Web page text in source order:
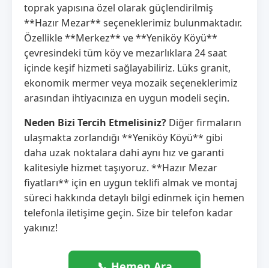
toprak yapısına özel olarak güçlendirilmiş
**Hazır Mezar** seçeneklerimiz bulunmaktadır.
Özellikle **Merkez** ve **Yeniköy Köyü**
çevresindeki tüm köy ve mezarlıklara 24 saat
içinde keşif hizmeti sağlayabiliriz. Lüks granit,
ekonomik mermer veya mozaik seçeneklerimiz
arasından ihtiyacınıza en uygun modeli seçin.
Neden Bizi Tercih Etmelisiniz? Diğer firmaların
ulaşmakta zorlandığı **Yeniköy Köyü** gibi
daha uzak noktalara dahi aynı hız ve garanti
kalitesiyle hizmet taşıyoruz. **Hazır Mezar
fiyatları** için en uygun teklifi almak ve montaj
süreci hakkında detaylı bilgi edinmek için hemen
telefonla iletişime geçin. Size bir telefon kadar
yakınız!